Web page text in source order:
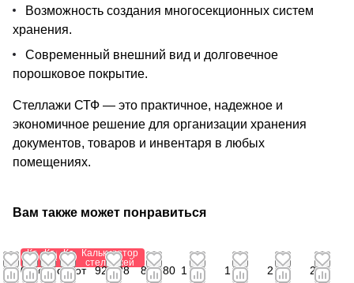
Возможность создания многосекционных систем
хранения.
Современный внешний вид и долговечное
порошковое покрытие.
Стеллажи СТФ — это практичное, надежное и
экономичное решение для организации хранения
документов, товаров и инвентаря в любых
помещениях.
Вам также может понравиться
Калькулятор
стеллажей
0
Калькулятор
стеллажей
от
Калькулятор
стеллажей
от 1
Калькулятор
стеллажей
от
923,88
841,80 1
1
2
2